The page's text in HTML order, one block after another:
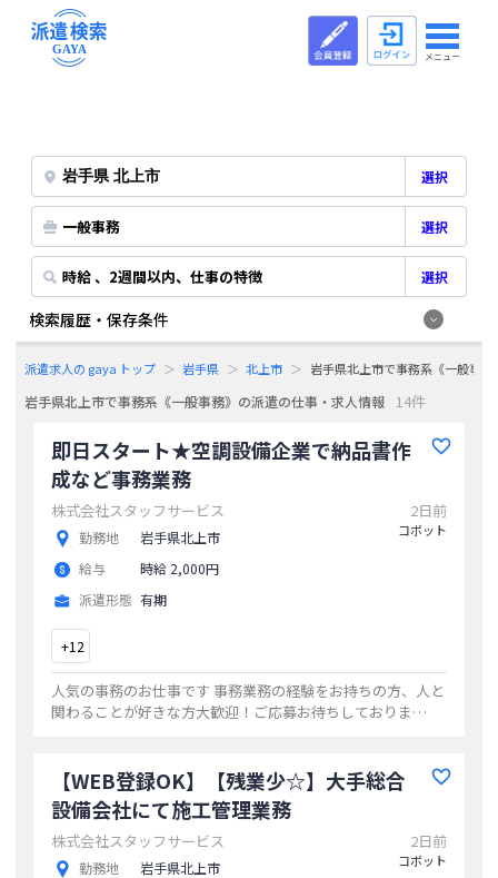
メニュー
選択
一般事務 選択
時給 、2週間以内、仕事の特徴 選択
検索履歴・保存条件
派遣求人の gaya トップ 岩手県 北上市 岩手県北上市で事務系《一般事
岩手県北上市で事務系《一般事務》の派遣の仕事・求人情報 14件
即日スタート★空調設備企業で納品書作
成など事務業務
株式会社スタッフサービス
勤務地
岩手県北上市
給与
時給 2,000円
派遣形態 有期
2日前
コボット
+12
人気の事務のお仕事です 事務業務の経験をお持ちの方、人と
関わることが好きな方大歓迎！ご応募お待ちしておりま
【WEB登録OK】【残業少☆】大手総合
設備会社にて施工管理業務
株式会社スタッフサービス
勤務地
岩手県北上市
2日前
コボット